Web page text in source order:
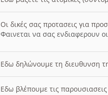
Οι δικές σας προτασεις για
Φαινεται να σας ενδιαφερουν
Εδω δηλώνουμε τη διευθυνση
Εδω βλέπουμε τις